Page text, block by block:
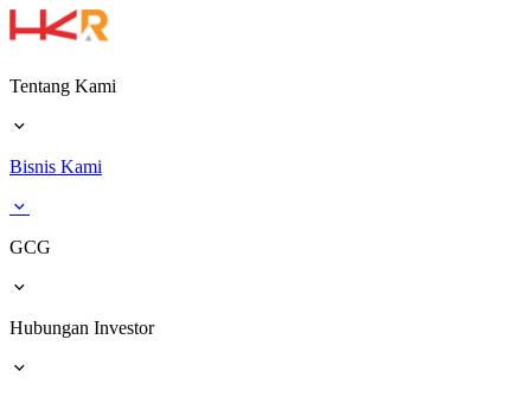
Tentang Kami
Bisnis Kami
GCG
Hubungan Investor